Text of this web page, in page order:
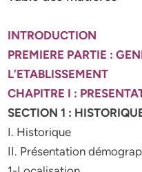
INTRODUCTION
PREMIERE PARTIE :
L’ETABLISSEMENT
CHAPITRE I :
SECTION 1 :
I. Historique
II. Présentation